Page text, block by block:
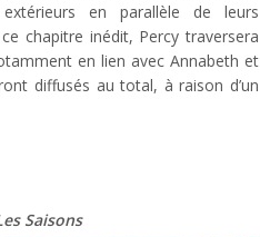
en parallèle de leurs
chapitre inédit, Percy traversera
en lien avec Annabeth et
diffusés au total, à raison d’un
Saisons